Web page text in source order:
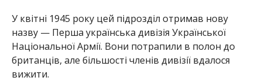
У квітні 1945 року цей підрозділ отримав нову
назву — Перша українська дивізія Української
Національної Армії. Вони потрапили в полон до
британців, але більшості членів дивізії вдалося
вижити.